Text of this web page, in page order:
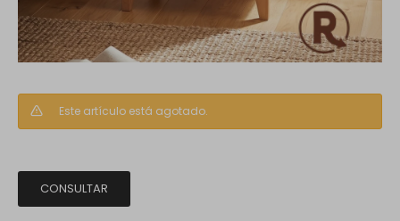
Este artículo está agotado.
CONSULTAR